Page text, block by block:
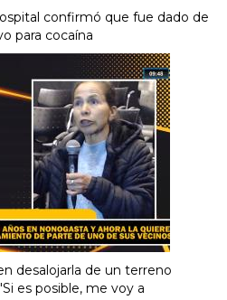
confirmó que fue dado de
para cocaína
desalojarla de un terreno
es posible, me voy a